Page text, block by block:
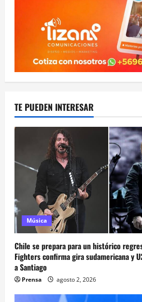
TE PUEDEN INTERESAR
Música
Chile se prepara para un histórico
Fighters confirma gira sudamericana y
a Santiago
Prensa agosto 2, 2026